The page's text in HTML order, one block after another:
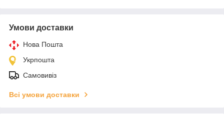
Умови доставки
Нова Пошта
Укрпошта
Самовивіз
Всі умови доставки